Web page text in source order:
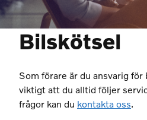
Bilskötsel
Som förare är du ansvarig
viktigt att du alltid följer
frågor kan du kontakta oss.